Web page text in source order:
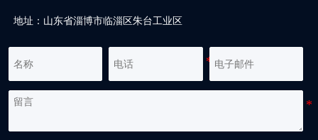
地址：山东省淄博市临淄区朱台工业区